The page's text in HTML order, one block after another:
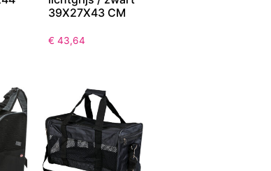
39X27X43 CM
€ 43,64